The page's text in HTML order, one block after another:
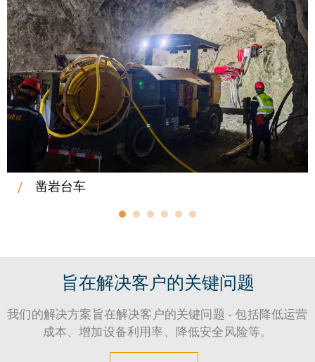
凿岩台车
旨在解决客户的关键问题
我们的解决方案旨在解决客户的关键问题 - 包括降低运营
成本、增加设备利用率、降低安全风险等。